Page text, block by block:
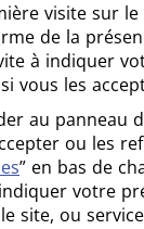
visite sur le
de la
à indiquer
vous les
au panneau
ou les
” en bas de
votre
site, ou